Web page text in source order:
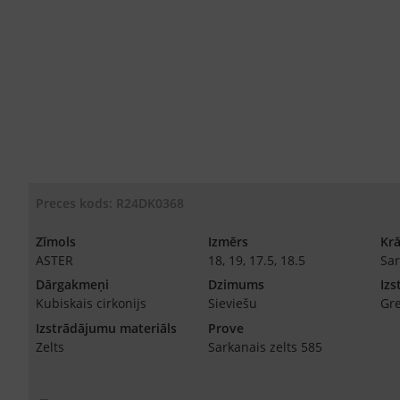
Preces kods: R24DK0368
Zīmols
ASTER
Izmērs
18, 19, 17.5, 18.5
Dārgakmeņi
Kubiskais cirkonijs
Dzimums
Sieviešu
Izstrādājumu materiāls
Zelts
Prove
Sarkanais zelts 585